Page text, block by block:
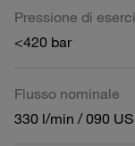
Pressione di
<420 bar
Flusso nominale
330 l/min / 090